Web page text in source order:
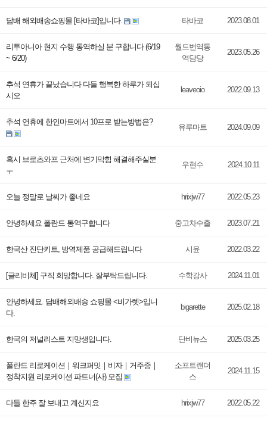
담배 해외배송쇼핑몰 [타바코]입니다. 타바코 2023.08.01
리투아니아 현지 수행 통역하실 분 구합니다 (6/19
~ 6/20)
월드번역통
역담당
2023.05.26
추석 연휴가 끝났습니다 다들 행복한 하루가 되십
시오
leaveoio 2022.09.13
추석 연휴에 한인마트에서 10프로 받는방법은?
유루마트 2024.09.09
혹시 브로츠와프 근처에 변기막힘 해결해주실분
ㅜ
우현수 2024.10.11
오늘 정말로 날씨가 좋네요 hrixjw77 2022.05.23
안녕하세요 폴란드 통역구합니다 중고차수출 2023.07.21
한국산 진단키트, 방역제품 공급해드립니다 시윤 2022.03.22
[글리비체] 구직 희망합니다. 잘부탁드립니다. 수학강사 2024.11.01
안녕하세요. 담배해외배송 쇼핑몰 <비가렛>입니
다.
bigarette 2025.02.18
한국의 저널리스트 지망생입니다. 단비뉴스 2025.03.25
폴란드 리로케이션｜워크퍼밋｜비자｜거주증｜
정착지원 리로케이션 파트너(사) 모집
소프트랜더
스
2024.11.15
다들 한주 잘 보내고 계신지요 hrixjw77 2022.05.22